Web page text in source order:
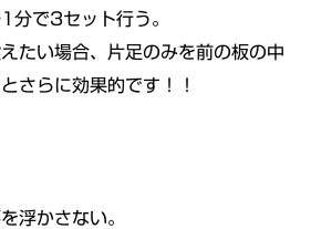
分で3セット行う。
たい場合、片足のみを前の板の中
さらに効果的です！！
浮かさない。